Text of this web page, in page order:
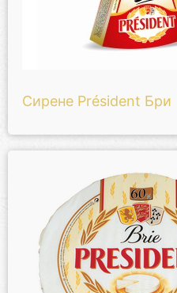
Сирене Président Бри